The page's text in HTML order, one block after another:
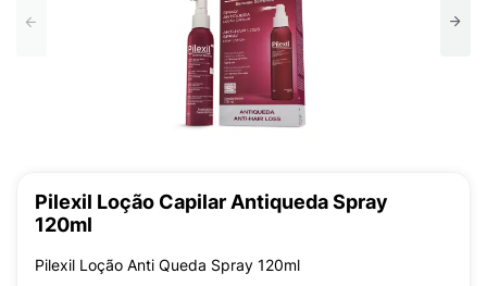
Pilexil Loção Capilar Antiqueda Spray
120ml
Pilexil Loção Anti Queda Spray 120ml